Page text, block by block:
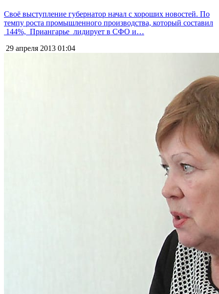
Своё выступление губернатор начал с хороших новостей. По
темпу роста промышленного производства, который составил
144%, Приангарье лидирует в СФО и…
29 апреля 2013 01:04